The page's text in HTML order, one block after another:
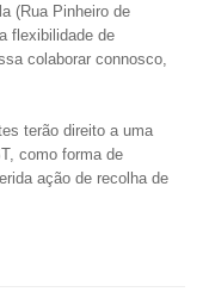
(Rua Pinheiro de
flexibilidade de
colaborar connosco,
terão direito a uma
como forma de
ação de recolha de